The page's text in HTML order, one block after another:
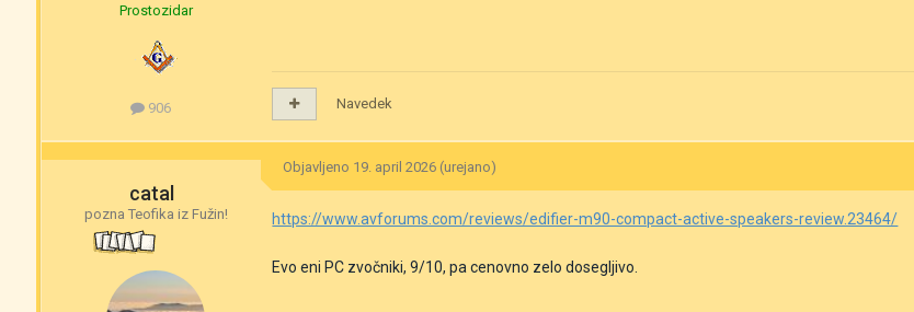
Prostozidar
906 Navedek
catal
pozna Teofika iz Fužin!
Objavljeno 19. april 2026 (urejano)
https://www.avforums.com/reviews/edifier-m90-compact-active-speakers-review.23464/
Evo eni PC zvočniki, 9/10, pa cenovno zelo dosegljivo.